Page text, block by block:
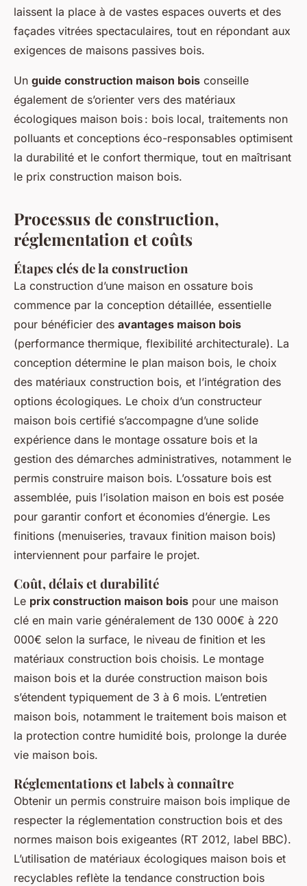
laissent la place à de vastes espaces ouverts et des
façades vitrées spectaculaires, tout en répondant aux
exigences de maisons passives bois.
Un guide construction maison bois conseille
également de s’orienter vers des matériaux
écologiques maison bois : bois local, traitements non
polluants et conceptions éco-responsables optimisent
la durabilité et le confort thermique, tout en maîtrisant
le prix construction maison bois.
Processus de construction,
réglementation et coûts
Étapes clés de la construction
La construction d’une maison en ossature bois
commence par la conception détaillée, essentielle
pour bénéficier des avantages maison bois
(performance thermique, flexibilité architecturale). La
conception détermine le plan maison bois, le choix
des matériaux construction bois, et l’intégration des
options écologiques. Le choix d’un constructeur
maison bois certifié s’accompagne d’une solide
expérience dans le montage ossature bois et la
gestion des démarches administratives, notamment le
permis construire maison bois. L’ossature bois est
assemblée, puis l’isolation maison en bois est posée
pour garantir confort et économies d’énergie. Les
finitions (menuiseries, travaux finition maison bois)
interviennent pour parfaire le projet.
Coût, délais et durabilité
Le prix construction maison bois pour une maison
clé en main varie généralement de 130 000€ à 220
000€ selon la surface, le niveau de finition et les
matériaux construction bois choisis. Le montage
maison bois et la durée construction maison bois
s’étendent typiquement de 3 à 6 mois. L’entretien
maison bois, notamment le traitement bois maison et
la protection contre humidité bois, prolonge la durée
vie maison bois.
Réglementations et labels à connaître
Obtenir un permis construire maison bois implique de
respecter la réglementation construction bois et des
normes maison bois exigeantes (RT 2012, label BBC).
L’utilisation de matériaux écologiques maison bois et
recyclables reflète la tendance construction bois